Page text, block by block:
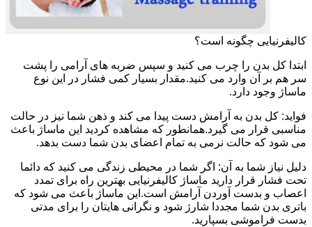
کالیفرنیایی چگونه است؟
ابتدا کل بدن را چرب می کنید و سپس ضربه های آرامی را پشت
سر هم بر آن وارد می کنید.مقدار بسیار کمی فشار در این نوع
ماساژ وجود دارد.
فواید: کل بدن به آرامش دست پیدا می کند و ذهن شما نیز در حالت
مناسبی قرار می گیرد.همانطور که مشاهده کردید این ماساژ باعث
می شود که حالت نرمی به تمام اعضای بدن شما دست بدهد.
دلیل نیاز شما به آن: اگر شما در محیطی زندگی می کنید که دائما
تحت فشار قرار دارید ماساژ کالیفرنیایی بهترین راه برای تمدد
اعصاب و بدست آوردن آرامش است.این ماساژ باعث می شود که
باتری بدن شما مجددا شارژ شود و نگرانی هایتان را برای مدتی
بدست فراموشی بسپارید.